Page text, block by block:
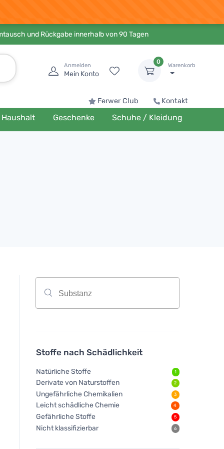
und Rückgabe innerhalb von 90 Tagen
Anmelden
Mein Konto
0
Warenkorb
Ferwer Club Kontakt
Haushalt Geschenke Schuhe / Kleidung
Stoffe nach Schädlichkeit
Natürliche Stoffe 1
Derivate von Naturstoffen 2
Ungefährliche Chemikalien 3
Leicht schädliche Chemie 4
Gefährliche Stoffe 5
Nicht klassifizierbar 6